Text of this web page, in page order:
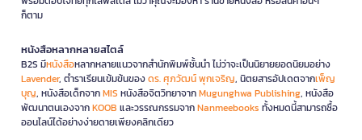
ก็ตาม
หนังสือหลากหลายสไตล์
B2S มีหนังสือหลากหลายแนวจากสำนักพิมพ์ชั้นนำ ไม่ว่าจะเป็นนิยายยอดนิยมอย่าง
Lavender, ตำราเรียนเข้มข้นของดร. ศุภวัฒน์ พุกเจริญ, นิตยสารอัปเดตจากเพ็ญ
บุญ, หนังสือเด็กจากMIS หนังสือจิตวิทยาจากMugunghwa Publishing, หนังสือ
พัฒนาตนเองจากKOOB และวรรณกรรมจากNanmeebooks ทั้งหมดนี้สามารถซื้อ
ออนไลน์ได้อย่างง่ายดายเพียงคลิกเดียว